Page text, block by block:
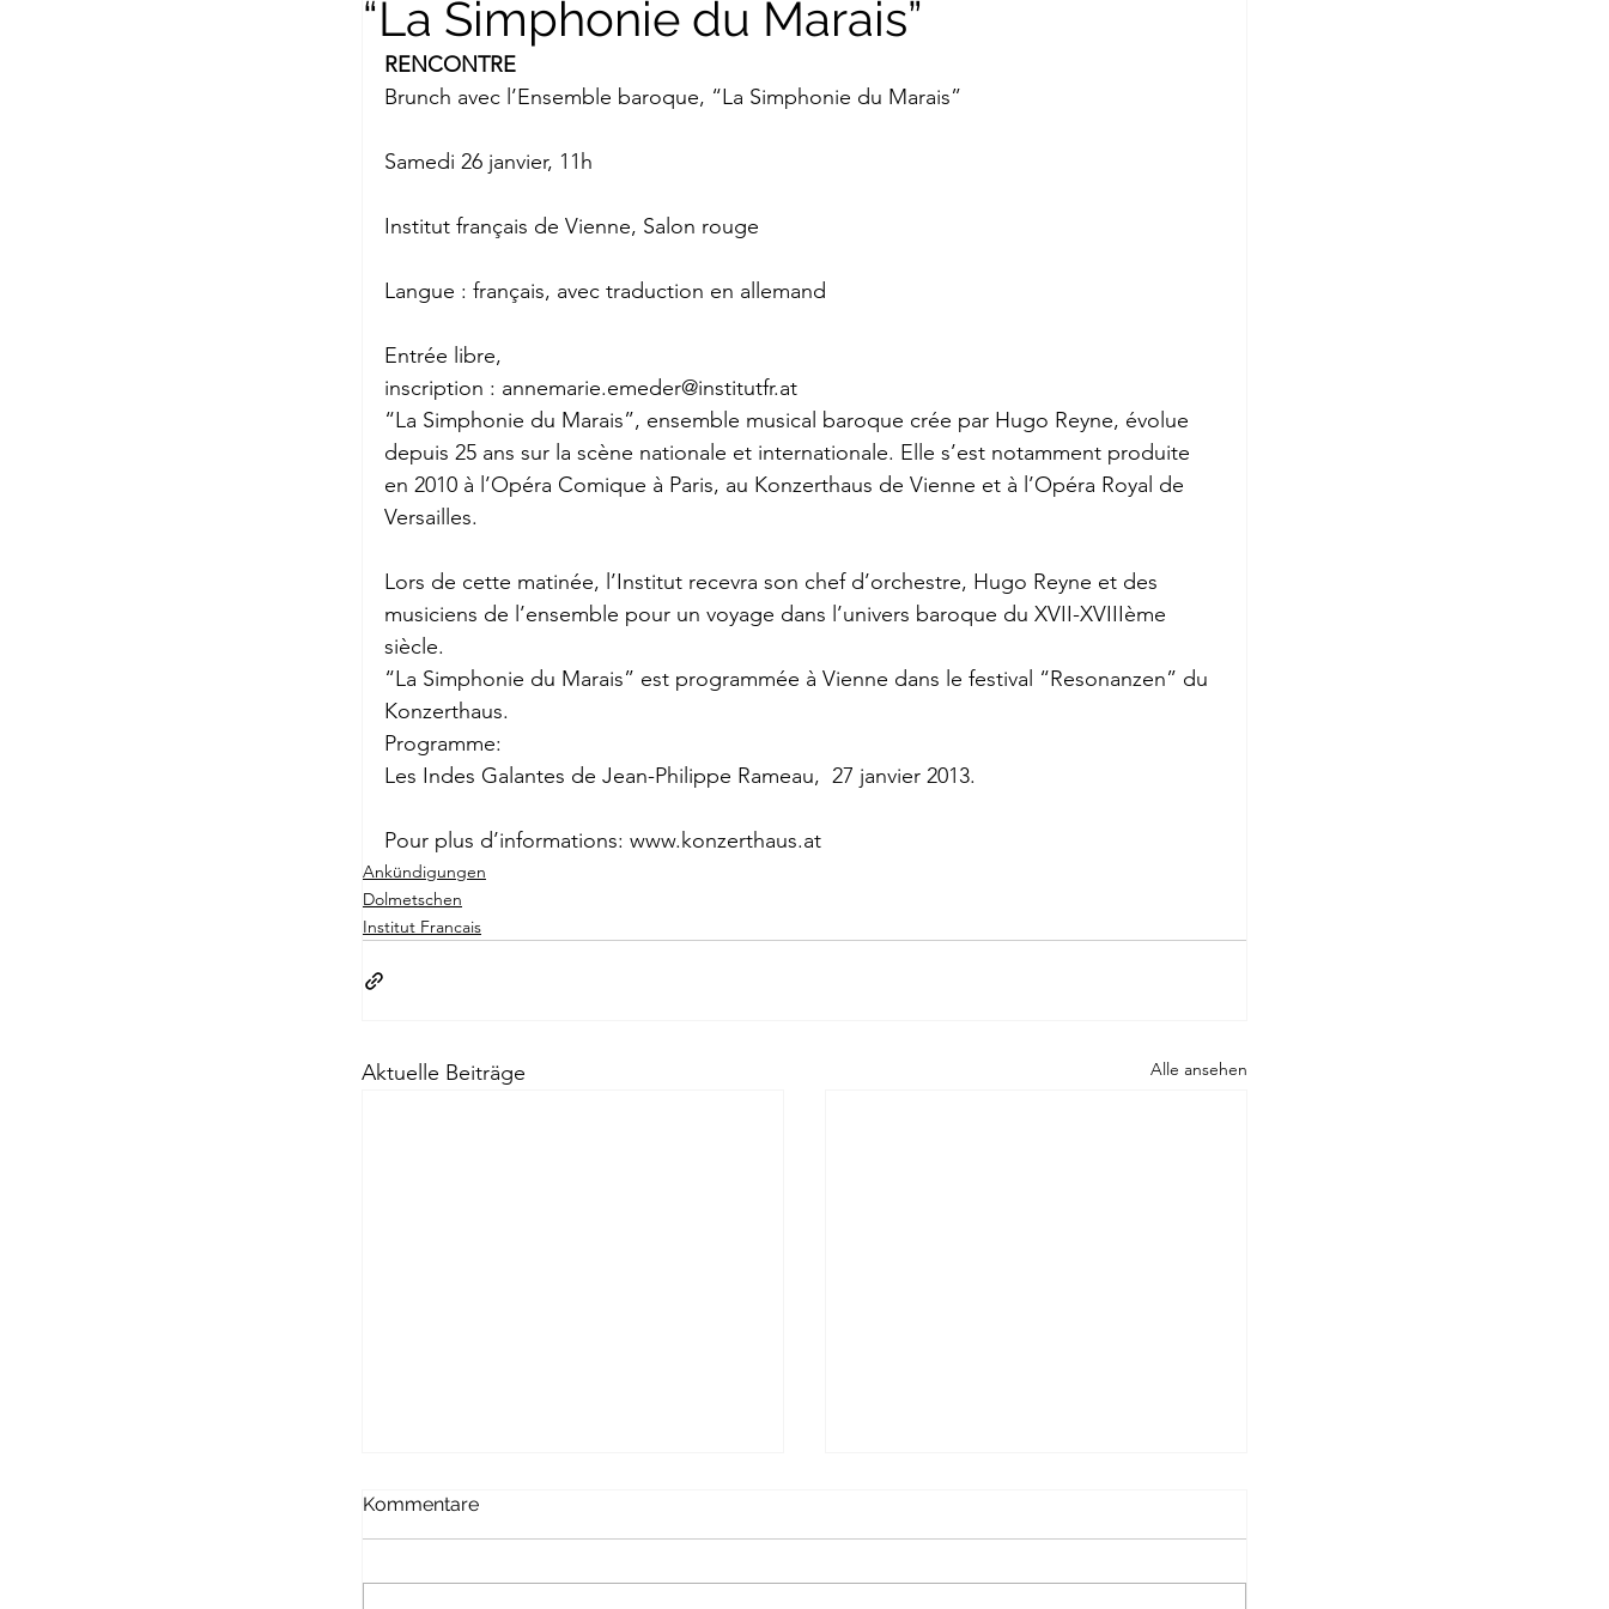
Briefe a. j. Marokkaner Die rote Schwalbe Dolmetschen
Edition Rugerup Dorothea Grünzweig
Jean-Michel Maulpoix
Johann Joachim Winckelmann Gemma Salem
Lächeln meiner Mutter Gilbert & Georges Leipziger Literaturverlag
Pierre Bergounioux Rainer Maria Rilke
“La Simphonie du Marais”
RENCONTRE
Brunch avec l’Ensemble baroque, “La Simphonie du Marais”
Samedi 26 janvier, 11h
Institut français de Vienne, Salon rouge
Langue : français, avec traduction en allemand
Entrée libre,
inscription : annemarie.emeder@institutfr.at
“La Simphonie du Marais”, ensemble musical baroque crée par Hugo Reyne, évolue
depuis 25 ans sur la scène nationale et internationale. Elle s’est notamment produite
en 2010 à l’Opéra Comique à Paris, au Konzerthaus de Vienne et à l’Opéra Royal de
Versailles.
Lors de cette matinée, l’Institut recevra son chef d’orchestre, Hugo Reyne et des
musiciens de l’ensemble pour un voyage dans l’univers baroque du XVII-XVIIIème
siècle.
“La Simphonie du Marais” est programmée à Vienne dans le festival “Resonanzen” du
Konzerthaus.
Programme:
Les Indes Galantes de Jean-Philippe Rameau,  27 janvier 2013.
Pour plus d’informations: www.konzerthaus.at
Ankündigungen
Dolmetschen
Institut Francais
Aktuelle Beiträge Alle ansehen
Kommentare